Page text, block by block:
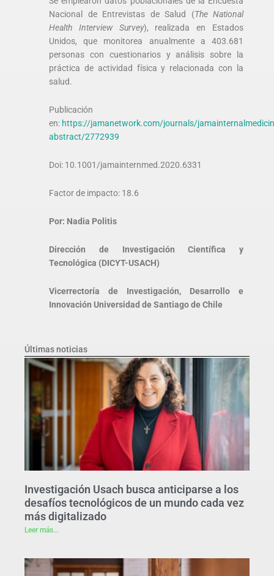
Nacional de Entrevistas de Salud (The National
Health Interview Survey), realizada en Estados
Unidos, que monitorea anualmente a 403.681
personas con cuestionarios y análisis sobre la
práctica de actividad física y relacionada con la
salud.
Publicación
en: https://jamanetwork.com/journals/
abstract/2772939
Doi: 10.1001/jamainternmed.2020.6331
Factor de impacto: 18.6
Por: Nadia Politis
Dirección de Investigación Científica y
Tecnológica (DICYT-USACH)
Vicerrectoría de Investigación, Desarrollo e
Innovación Universidad de Santiago de Chile
Últimas noticias
Investigación Usach busca anticiparse a los
desafíos tecnológicos de un mundo cada vez
más digitalizado
Leer más...